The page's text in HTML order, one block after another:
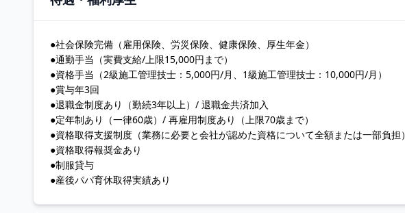
●社会保険完備（雇用保険、労災保険、健康保険、厚生年金）
●通勤手当（実費支給/上限15,000円まで）
●資格手当（2級施工管理技士：5,000円/月、1級施工管理技士：10,000円/月）
●賞与年3回
●退職金制度あり（勤続3年以上）/ 退職金共済加入
●定年制あり（一律60歳）/ 再雇用制度あり（上限70歳まで）
●資格取得支援制度（業務に必要と会社が認めた資格について全額または一部負担）
●資格取得報奨金あり
●制服貸与
●産後パパ育休取得実績あり